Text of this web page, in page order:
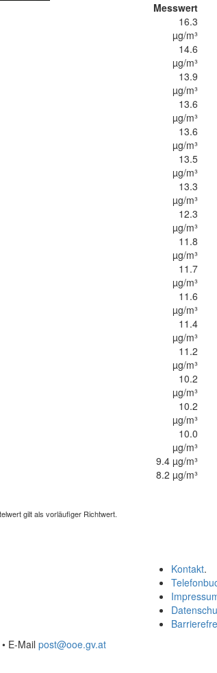
Messwert
16.3
µg/m³
14.6
µg/m³
13.9
µg/m³
13.6
µg/m³
13.6
µg/m³
13.5
µg/m³
13.3
µg/m³
12.3
µg/m³
11.8
µg/m³
11.7
µg/m³
11.6
µg/m³
11.4
µg/m³
11.2
µg/m³
10.2
µg/m³
10.2
µg/m³
10.0
µg/m³
9.4 µg/m³
8.2 µg/m³
gilt als vorläufiger Richtwert.
Kontakt.
• E-Mail post@ooe.gv.at